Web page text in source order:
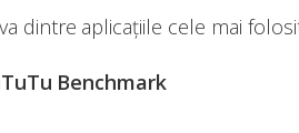
dintre aplicațiile cele mai
Benchmark